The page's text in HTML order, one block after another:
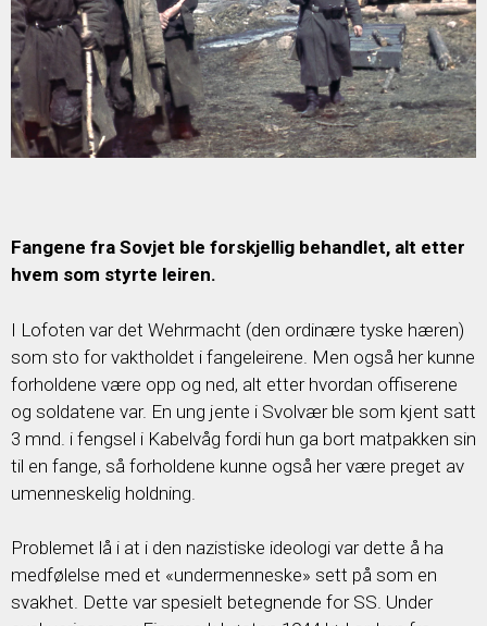
Fangene fra Sovjet ble forskjellig behandlet, alt etter
hvem som styrte leiren.
I Lofoten var det Wehrmacht (den ordinære tyske hæren)
som sto for vaktholdet i fangeleirene. Men også her kunne
forholdene være opp og ned, alt etter hvordan offiserene
og soldatene var. En ung jente i Svolvær ble som kjent satt
3 mnd. i fengsel i Kabelvåg fordi hun ga bort matpakken sin
til en fange, så forholdene kunne også her være preget av
umenneskelig holdning.
Problemet lå i at i den nazistiske ideologi var dette å ha
medfølelse med et «undermenneske» sett på som en
svakhet. Dette var spesielt betegnende for SS. Under